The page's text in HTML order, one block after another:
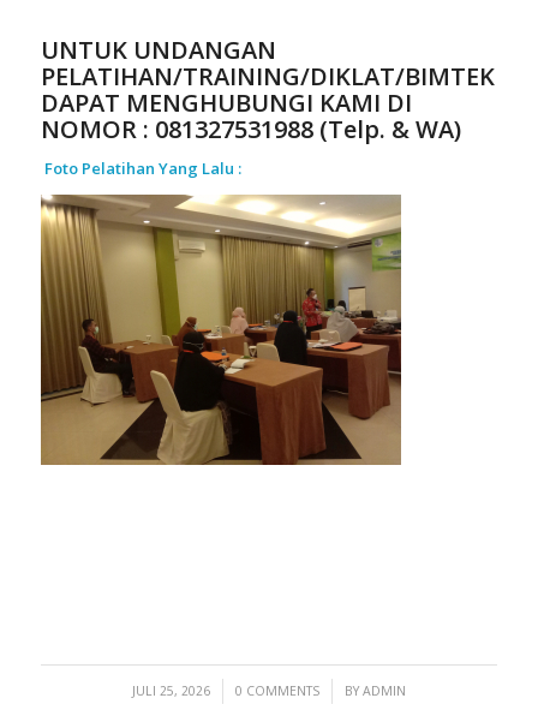
UNTUK UNDANGAN
PELATIHAN/TRAINING/DIKLAT/BIMTEK
DAPAT MENGHUBUNGI KAMI DI
NOMOR : 081327531988 (Telp. & WA)
Foto Pelatihan Yang Lalu :
JULI 25, 2026
/ 0 COMMENTS
/ BY ADMIN